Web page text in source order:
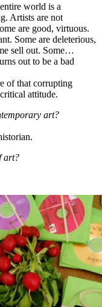
world is a
Artists are not
are good, virtuous.
Some are deleterious,
sell out. Some…
out to be a bad
of that corrupting
attitude.
art?
art?